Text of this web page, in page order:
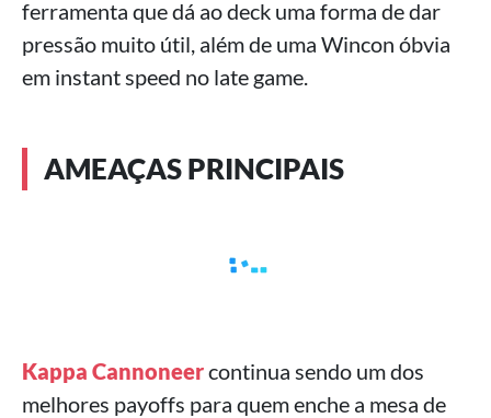
ferramenta que dá ao deck uma forma de dar
pressão muito útil, além de uma Wincon óbvia
em instant speed no late game.
AMEAÇAS PRINCIPAIS
Kappa Cannoneercontinua sendo um dos
melhores payoffs para quem enche a mesa de